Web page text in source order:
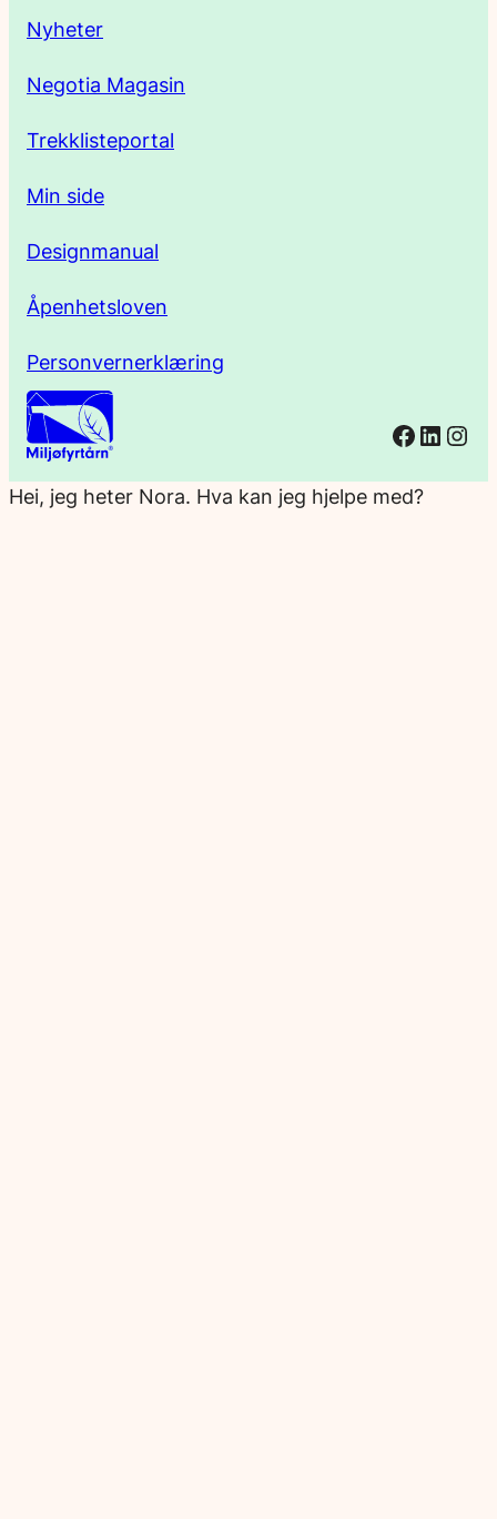
Nyheter
Negotia Magasin
Trekklisteportal
Min side
Designmanual
Åpenhetsloven
Personvernerklæring
Hei, jeg heter Nora. Hva kan jeg hjelpe med?